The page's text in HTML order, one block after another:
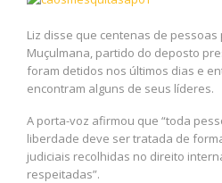
Liz disse que centenas de
Muçulmana, partido do deposto
foram detidos nos últimos dias e
encontram alguns de seus líderes.
A porta-voz afirmou que “toda
liberdade deve ser tratada de
judiciais recolhidas no direito
respeitadas”.